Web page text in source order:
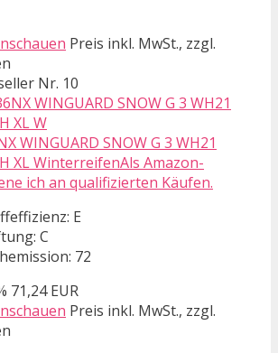
Preis inkl. MwSt., zzgl.
Nr. 10
WINGUARD SNOW G 3 WH21
XL WinterreifenAls Amazon-
ich an qualifizierten Käufen.
E
C
72
71,24 EUR
Preis inkl. MwSt., zzgl.